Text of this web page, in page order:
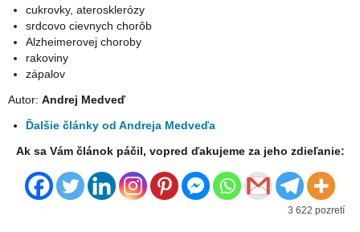
cukrovky, aterosklerózy
srdcovo cievnych chorôb
Alzheimerovej choroby
rakoviny
zápalov
Autor: Andrej Medveď
Ďalšie články od Andreja Medveďa
Ak sa Vám článok páčil, vopred ďakujeme za jeho zdieľanie:
3 622 pozretí